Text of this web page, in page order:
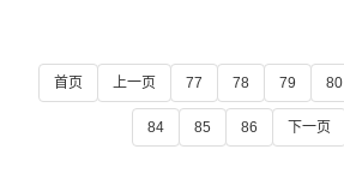
首页 上一页 77 78 79 80
84 85 86 下一页